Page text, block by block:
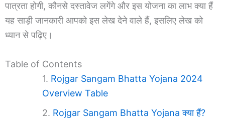
पात्रता होगी, कौनसे दस्तावेज लगेंगे और इस योजना का लाभ क्या हैं
यह साड़ी जानकारी आपको इस लेख देने वाले हैं, इसलिए लेख को
ध्यान से पढ़िए।
Table of Contents
Rojgar Sangam Bhatta Yojana 2024
Overview Table
Rojgar Sangam Bhatta Yojana क्या हैं?